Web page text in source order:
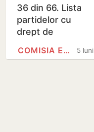
36 din 66. Lista
partidelor cu
drept de
alegerile și
5 luni
COMISIA ELECTORALĂ CENTRALĂ